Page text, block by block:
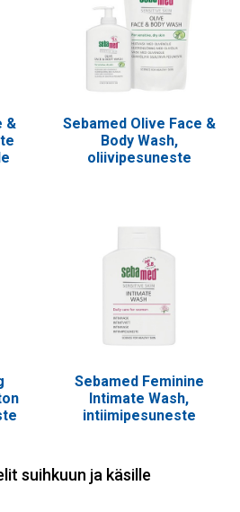
&
Sebamed Olive Face &
Body Wash,
oliivipesuneste
Sebamed Feminine
Intimate Wash,
intiimipesuneste
suihkuun ja käsille